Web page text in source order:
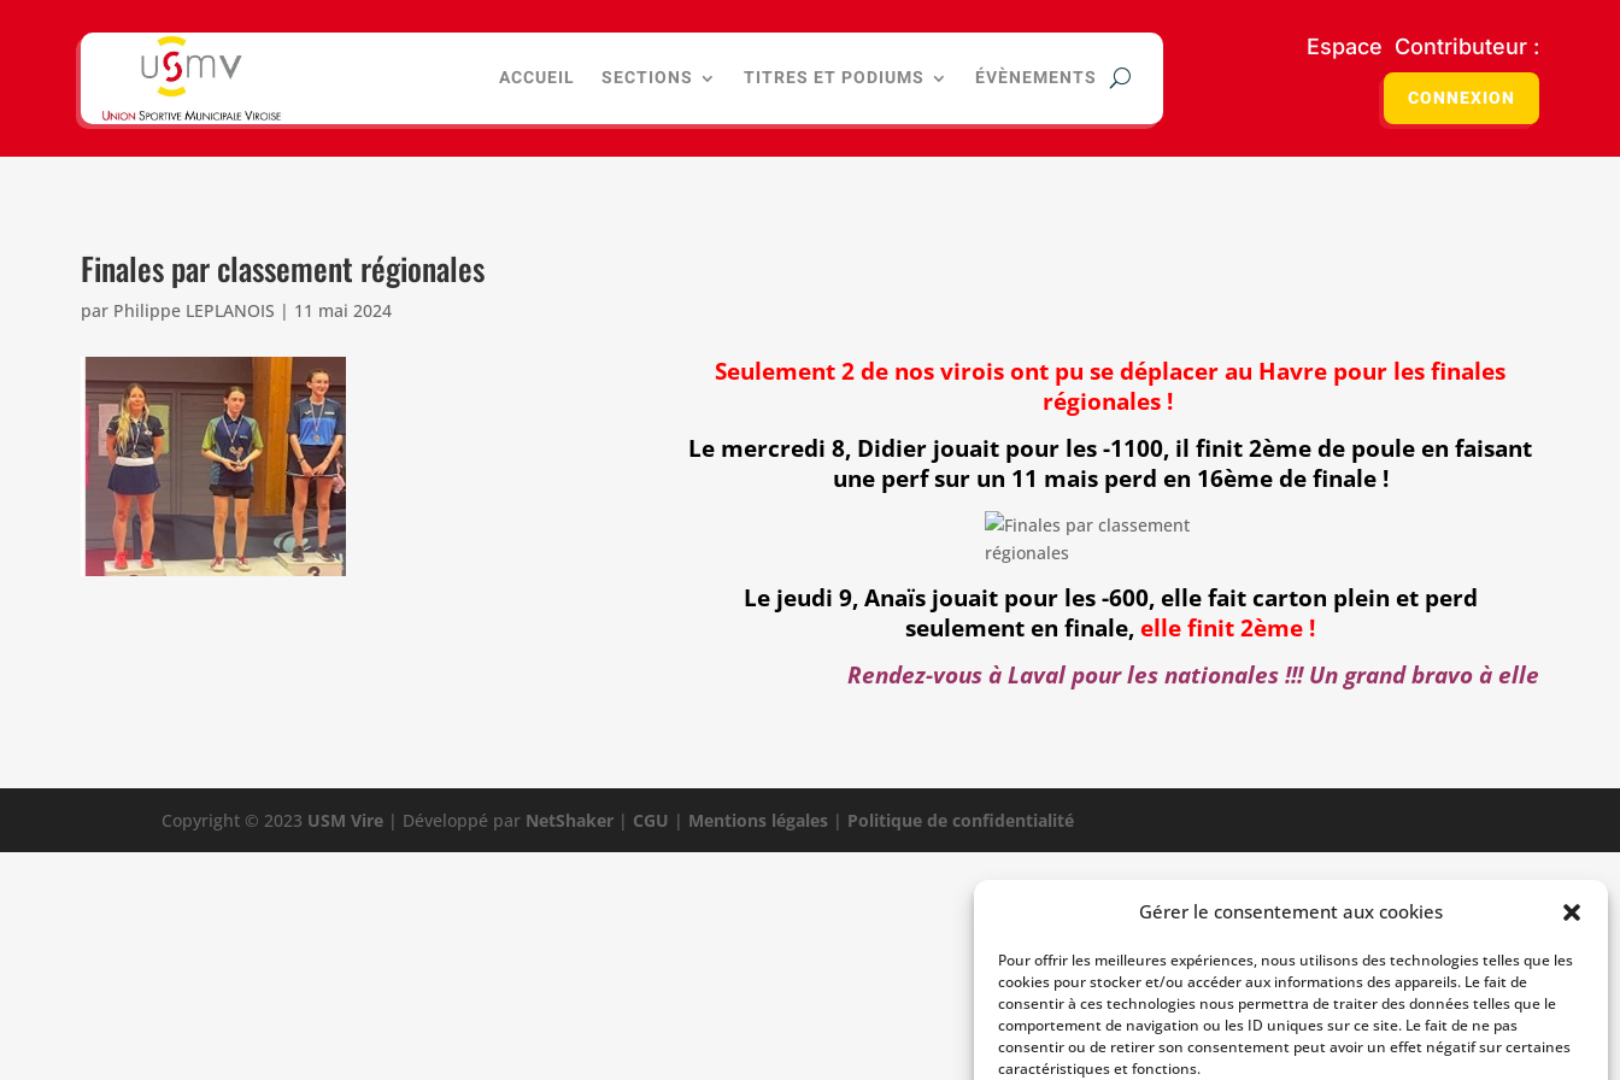
Gérer le consentement aux cookies
Pour offrir les meilleures expériences, nous utilisons des technologies telles que les
cookies pour stocker et/ou accéder aux informations des appareils. Le fait de
consentir à ces technologies nous permettra de traiter des données telles que le
comportement de navigation ou les ID uniques sur ce site. Le fait de ne pas
consentir ou de retirer son consentement peut avoir un effet négatif sur certaines
caractéristiques et fonctions.
ACCUEIL SECTIONS TITRES ET PODIUMS ÉVÈNEMENTS
Espace Contributeur :
CONNEXION
Finales par classement régionales
par Philippe LEPLANOIS | 11 mai 2024
Seulement 2 de nos virois ont pu se déplacer au Havre pour les finales
régionales !
Le mercredi 8, Didier jouait pour les -1100, il finit 2ème de poule en faisant
une perf sur un 11 mais perd en 16ème de finale !
Le jeudi 9, Anaïs jouait pour les -600, elle fait carton plein et perd
seulement en finale, elle finit 2ème !
Rendez-vous à Laval pour les nationales !!! Un grand bravo à elle
Copyright © 2023 USM Vire | Développé par NetShaker | CGU | Mentions légales | Politique de confidentialité